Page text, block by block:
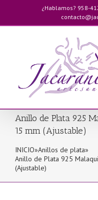
contenido
¿Hablamos? 958-
Anillo de Plata 925
15 mm (Ajustable)
INICIO»Anillos de plata»
Anillo de Plata 925
(Ajustable)